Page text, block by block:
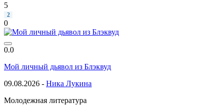
5
2
0
0.0
Мой личный дьявол из Блэквуд
09.08.2026 - Ника Лукина
Молодежная литература